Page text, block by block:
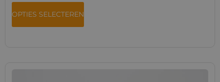
OPTIES SELECTEREN